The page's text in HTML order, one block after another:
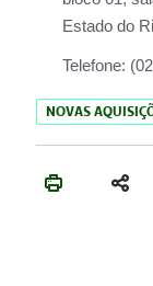
Estado do
Telefone:
NOVAS